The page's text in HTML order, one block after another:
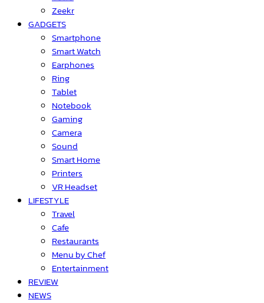
Zeekr
GADGETS
Smartphone
Smart Watch
Earphones
Ring
Tablet
Notebook
Gaming
Camera
Sound
Smart Home
Printers
VR Headset
LIFESTYLE
Travel
Cafe
Restaurants
Menu by Chef
Entertainment
REVIEW
NEWS